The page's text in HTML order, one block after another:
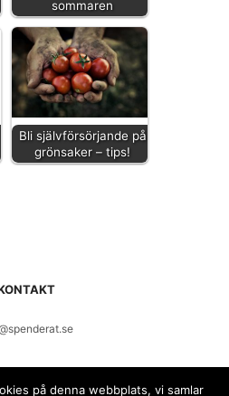
sommaren
Bli självförsörjande på
grönsaker – tips!
på denna webbplats, vi samlar